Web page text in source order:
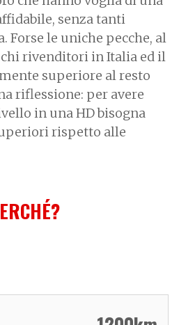
senza tanti
Forse le uniche pecche, al
rivenditori in Italia ed il
superiore al resto
riflessione: per avere
in una HD bisogna
rispetto alle